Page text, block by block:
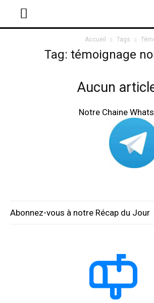
Accueil Tags
Tag: témoignage
Aucun
Notre Chaine
Abonnez-vous à notre Récap du Jour